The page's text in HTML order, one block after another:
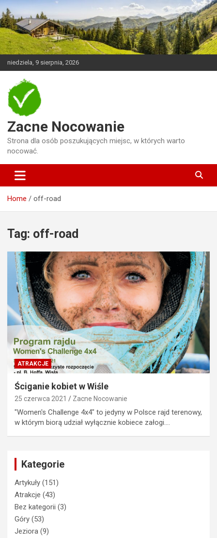
Skip
to
content
niedziela, 9 sierpnia, 2026
Zacne Nocowanie
Strona dla osób poszukujących miejsc, w których warto
nocować.
Home off-road
Tag: off-road
ATRAKCJE
Ściganie kobiet w Wiśle
25 czerwca 2021 Zacne Nocowanie
"Women's Challenge 4x4" to jedyny w Polsce rajd terenowy,
w którym biorą udział wyłącznie kobiece załogi.…
Kategorie
Artykuły (151)
Atrakcje (43)
Bez kategorii (3)
Góry (53)
Jeziora (9)